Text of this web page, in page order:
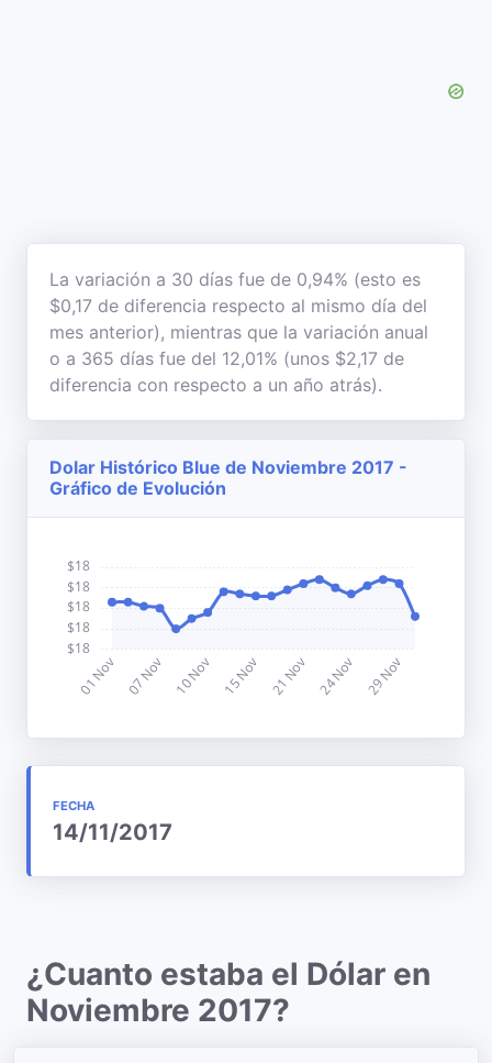
La variación a 30 días fue de 0,94% (esto es
$0,17 de diferencia respecto al mismo día del
mes anterior), mientras que la variación anual
o a 365 días fue del 12,01% (unos $2,17 de
diferencia con respecto a un año atrás).
Dolar Histórico Blue de Noviembre 2017 -
Gráfico de Evolución
FECHA
14/11/2017
¿Cuanto estaba el Dólar en
Noviembre 2017?